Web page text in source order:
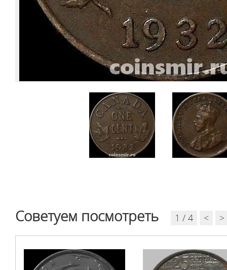
Советуем посмотреть 1 / 4 < >